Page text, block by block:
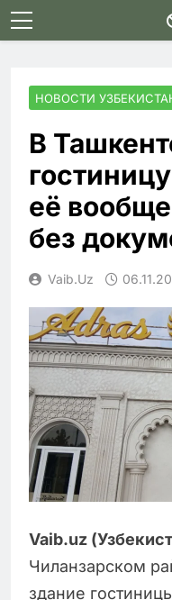
Skip
to
НОВОСТИ
В
её
без
Vaib.uz
Vaib.uz
Чиланзарском
здание